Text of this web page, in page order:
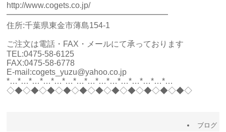
http://www.cogets.co.jp/
━━━━━━━━━━━━━━━━━━━━
住所:千葉県東金市薄島154-1
ご注文は電話・FAX・メールにて承っております
TEL:0475-58-6125
FAX:0475-58-6778
E-mail:cogets_yuzu@yahoo.co.jp
*…*…*…*…*…*…*…*…*…*…*…*…*…*…*…
◇◆◇◆◇◆◇◆◇◆◇◆◇◆◇◆◇◆◇◆◇◆◇
ブログ